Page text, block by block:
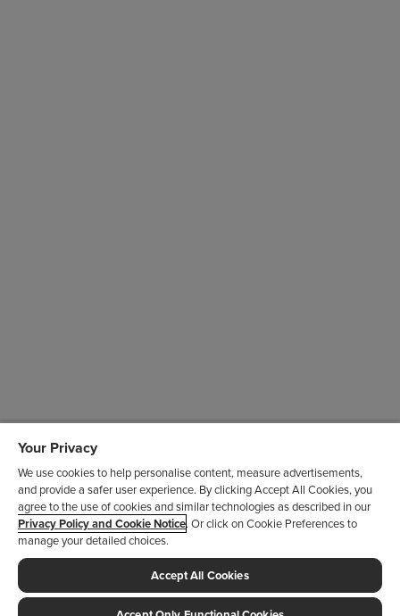
INFORMACIÓN IMPORTANTE
DE SEGURIDAD
Para qué se usa VOXZOGO?
Your Privacy
We use cookies to help personalise content, measure advertisements,
and provide a safer user experience. By clicking Accept All Cookies, you
agree to the use of cookies and similar technologies as described in our
Privacy Policy and Cookie Notice. Or click on Cookie Preferences to
manage your detailed choices.
Accept All Cookies